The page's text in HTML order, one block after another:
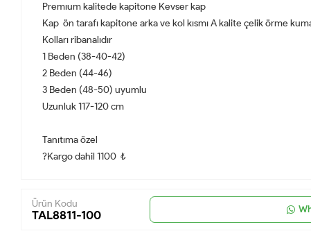
Premıum kalitede kapitone Kevser kap
Kap ön tarafı kapitone arka ve kol kısmı A kalite çelik örme
Kolları ribanalıdır
1 Beden (38-40-42)
2 Beden (44-46)
3 Beden (48-50) uyumlu
Uzunluk 117-120 cm
Tanıtıma özel
?Kargo dahil 1100 ₺
Ürün Kodu
TAL8811-100